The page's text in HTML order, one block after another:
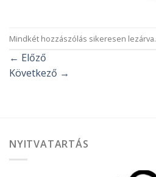
Mindkét hozzászólás sikeresen lezárva.
← Előző
Következő →
NYITVATARTÁS